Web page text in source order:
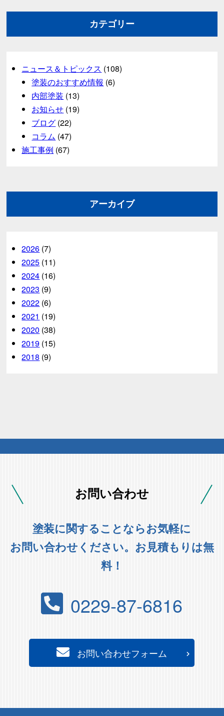
カテゴリー
ニュース＆トピックス (108)
塗装のおすすめ情報 (6)
内部塗装 (13)
お知らせ (19)
ブログ (22)
コラム (47)
施工事例 (67)
アーカイブ
2026 (7)
2025 (11)
2024 (16)
2023 (9)
2022 (6)
2021 (19)
2020 (38)
2019 (15)
2018 (9)
お問い合わせ
塗装に関することならお気軽に
お問い合わせください。お見積もりは無
料！
0229-87-6816
お問い合わせフォーム